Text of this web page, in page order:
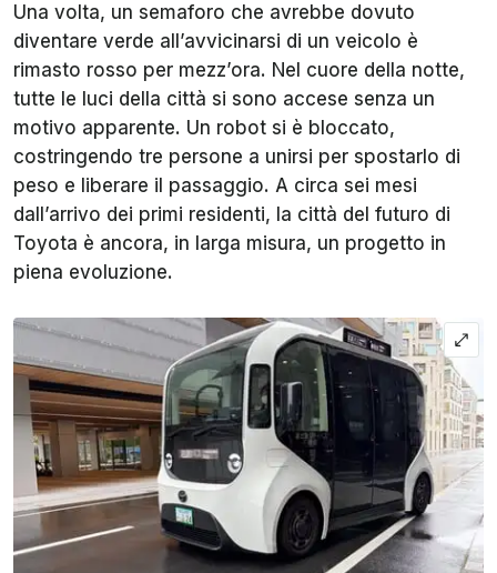
Una volta, un semaforo che avrebbe dovuto
diventare verde all’avvicinarsi di un veicolo è
rimasto rosso per mezz’ora. Nel cuore della notte,
tutte le luci della città si sono accese senza un
motivo apparente. Un robot si è bloccato,
costringendo tre persone a unirsi per spostarlo di
peso e liberare il passaggio. A circa sei mesi
dall’arrivo dei primi residenti, la città del futuro di
Toyota è ancora, in larga misura, un progetto in
piena evoluzione.